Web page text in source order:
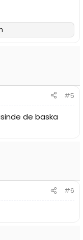
#5
de baska
#6